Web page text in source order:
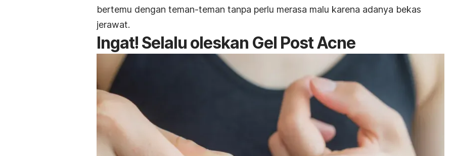
bertemu dengan teman-teman tanpa perlu merasa malu karena adanya bekas
jerawat.
Ingat! Selalu oleskan Gel Post Acne